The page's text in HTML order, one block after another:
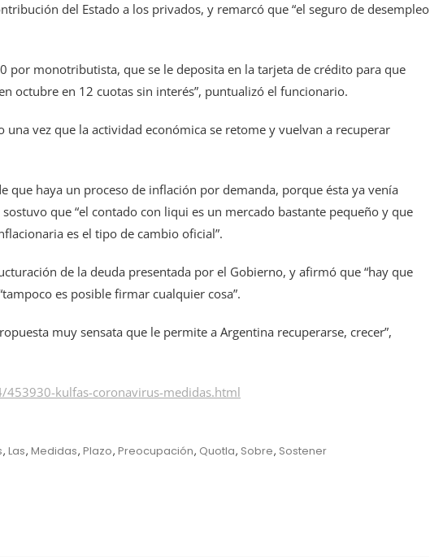
del Estado a los privados, y remarcó que “el seguro de desempleo
por monotributista, que se le deposita en la tarjeta de crédito para que
octubre en 12 cuotas sin interés”, puntualizó el funcionario.
vez que la actividad económica se retome y vuelvan a recuperar
que haya un proceso de inflación por demanda, porque ésta ya venía
que “el contado con liqui es un mercado bastante pequeño y que
es el tipo de cambio oficial”.
de la deuda presentada por el Gobierno, y afirmó que “hay que
es posible firmar cualquier cosa”.
muy sensata que le permite a Argentina recuperarse, crecer”,
kulfas-coronavirus-medidas.html
, Las, Medidas, Plazo, Preocupación, Quotla, Sobre, Sostener